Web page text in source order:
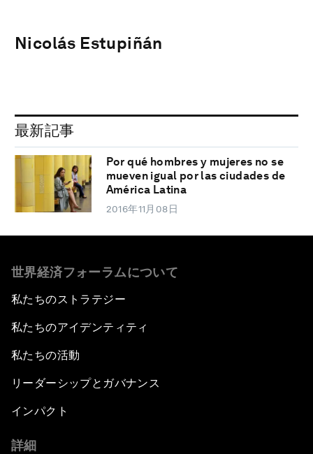
Nicolás Estupiñán
最新記事
Por qué hombres y mujeres no se
mueven igual por las ciudades de
América Latina
2016年11月08日
世界経済フォーラムについて
私たちのストラテジー
私たちのアイデンティティ
私たちの活動
リーダーシップとガバナンス
インパクト
詳細